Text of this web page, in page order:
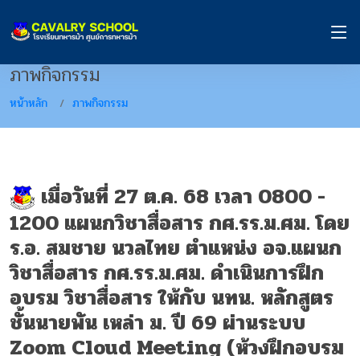
ภาพกิจกรรม
หน้าหลัก ภาพกิจกรรม
เมื่อวันที่ 27 ต.ค. 68 เวลา 0800 -
1200 แผนกวิชาสื่อสาร กศ.รร.ม.ศม. โดย
ร.อ. สมชาย นวลไทย ตำแหน่ง อจ.แผนก
วิชาสื่อสาร กศ.รร.ม.ศม. ดำเนินการฝึก
อบรม วิชาสื่อสาร ให้กับ นทน. หลักสูตร
ชั้นนายพัน เหล่า ม. ปี 69 ผ่านระบบ
Zoom Cloud Meeting (ห้วงฝึกอบรม